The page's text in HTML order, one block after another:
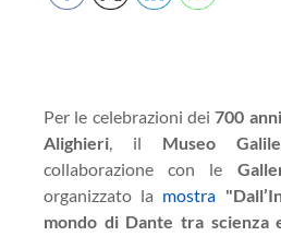
Per le celebrazioni dei700 anni
Alighieri, il Museo
collaborazione con le
organizzato la mostra
mondo di Dante tra scienza